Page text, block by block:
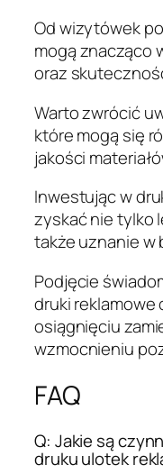
Od wizytówek
mogą znacząco
oraz
Warto zwrócić
które mogą się
jakości
Inwestując w
zyskać nie tylko
także uznanie w
Podjęcie
druki reklamowe
osiągnięciu
wzmocnieniu
FAQ
Q: Jakie są
druku ulotek